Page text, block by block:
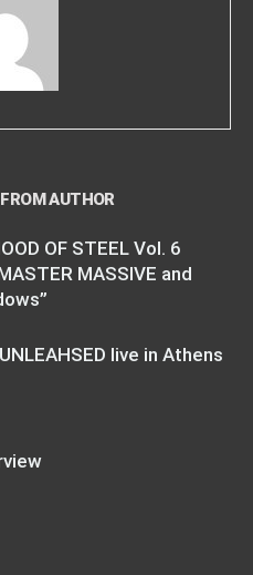
AUTHOR
OF STEEL Vol. 6
MASSIVE and
live in Athens